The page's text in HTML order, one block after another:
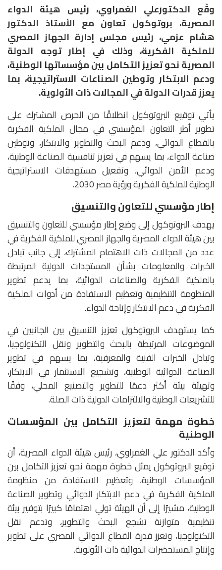
وقّع الدكتورعلي الغمراوي، رئيس هيئة الدواء
المصرية، بروتوكول تعاون مع الأستاذ الدكتور
هشام عزمي، رئيس مجلس إدارة الجهاز المصري
للملكية الفكرية، وذلك في إطار توجه الدولة
المصرية نحو تعزيز التكامل بين مؤسساتها الوطنية،
ودعم الابتكار وتوطين الصناعات الاستراتيجية، بما
يعزز قدرات الدولة في المجالات ذات الأولوية.
يأتي توقيع البروتوكول انطلاقًا من الحرص المشترك على
تطوير أطر التعاون المؤسسي في مجال الملكية الفكرية
بالقطاع الدوائي، ودعم البحث والتطوير والابتكار، وتوطين
صناعة الدواء، بما يسهم في تعزيز تنافسية الصناعة الوطنية،
ودعم الأمن الدوائي، وتفعيل مستهدفات الاستراتيجية
الوطنية للملكية الفكرية ورؤية مصر 2030.
إطار مؤسسي للتعاون والتنسيق
يهدف البروتوكول إلى وضع إطار مؤسسي للتعاون والتنسيق
بين هيئة الدواء المصرية والجهاز المصري للملكية الفكرية في
عدد من المجالات ذات الاهتمام المشترك، إلى جانب تبادل
الخبرات والمعلومات بشأن المستجدات الدولية المرتبطة
بالملكية الفكرية والصناعات الدوائية، بما يدعم تطوير
المنظومة التنظيمية وتعظيم الاستفادة من أدوات الملكية
الفكرية في دعم الابتكار وإتاحة الدواء.
كما يستهدف البروتوكول تعزيز التنسيق بين الجانبين في
الموضوعات المرتبطة بالبحث والتطوير ونقل التكنولوجيا،
وتبادل الخبرات الفنية والمعرفية، بما يسهم في تطوير
الصناعة الدوائية الوطنية، وتشجيع الاستثمار في الابتكار،
وتهيئة بيئة أكثر دعمًا للتطوير والتصنيع المحلي، وفقًا
للتشريعات الوطنية والالتزامات الدولية ذات الصلة.
خطوة مهمة لتعزيز التكامل بين المؤسسات
الوطنية
وأكد الدكتور علي الغمراوي، رئيس هيئة الدواء المصرية، أن
توقيع البروتوكول يمثل خطوة مهمة نحو تعزيز التكامل بين
المؤسسات الوطنية، وتعظيم الاستفادة من منظومة
الملكية الفكرية في دعم الابتكار الدوائي وتطوير الصناعة
الوطنية، مشيرًا إلى أن الهيئة تولي اهتمامًا كبيرًا بتوفير بيئة
تنظيمية متوازنة تشجع البحث والتطوير، وتدعم نقل
التكنولوجيا، وتعزز قدرة القطاع الدوائي المصري على تطوير
وإنتاج المستحضرات الدوائية ذات الأولوية.